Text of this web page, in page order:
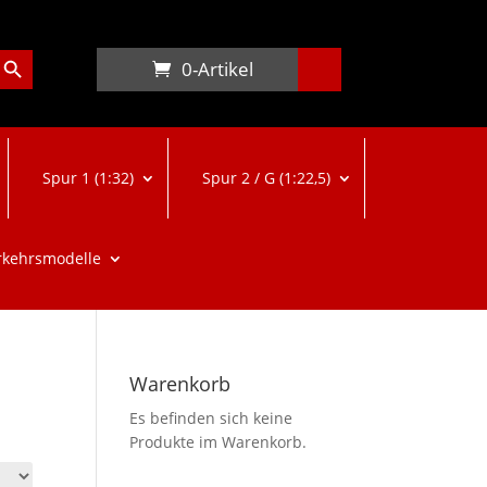
Button
0-Artikel
Spur 1 (1:32) Spur 2 / G (1:22,5)
Warenkorb
Es befinden sich keine
Produkte im Warenkorb.